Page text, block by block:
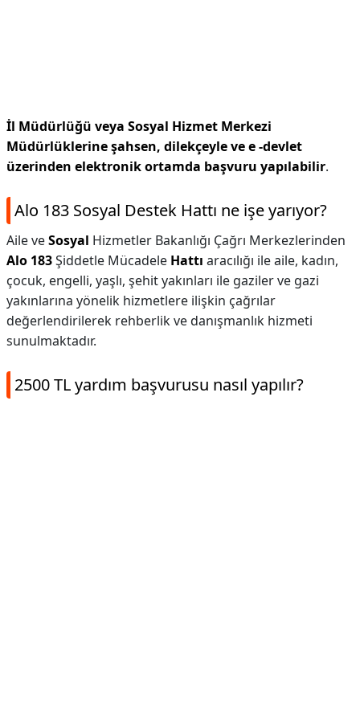
İl Müdürlüğü veya Sosyal Hizmet Merkezi
Müdürlüklerine şahsen, dilekçeyle ve e -devlet
üzerinden elektronik ortamda başvuru yapılabilir.
Alo 183 Sosyal Destek Hattı ne işe yarıyor?
Aile veSosyal Hizmetler Bakanlığı Çağrı Merkezlerinden
Alo 183Şiddetle Mücadele Hattı aracılığı ile aile, kadın,
çocuk, engelli, yaşlı, şehit yakınları ile gaziler ve gazi
yakınlarına yönelik hizmetlere ilişkin çağrılar
değerlendirilerek rehberlik ve danışmanlık hizmeti
sunulmaktadır.
2500 TL yardım başvurusu nasıl yapılır?